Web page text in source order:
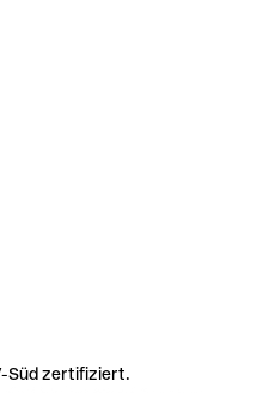
Süd zertifiziert.